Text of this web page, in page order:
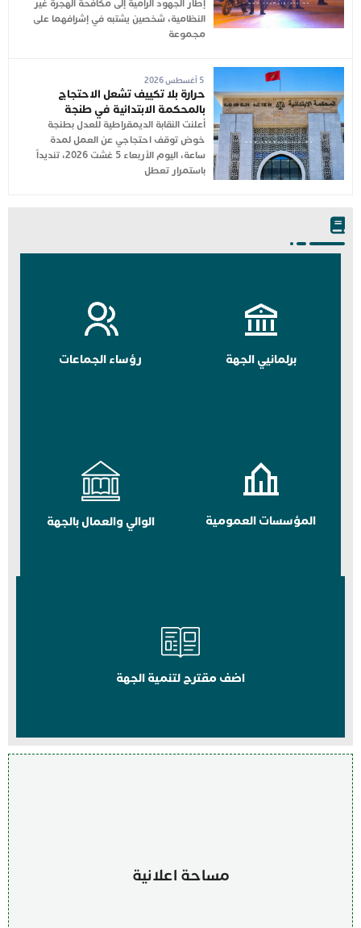
إطار الجهود الرامية إلى مكافحة الهجرة غير
النظامية، شخصين يشتبه في إشرافهما على
مجموعة
5 أغسطس 2026
حرارة بلا تكييف تشعل الاحتجاج
بالمحكمة الابتدائية في طنجة
أعلنت النقابة الديمقراطية للعدل بطنجة
خوض توقف احتجاجي عن العمل لمدة
ساعة، اليوم الأربعاء 5 غشت 2026، تنديداً
باستمرار تعطل
برلمانيي الجهة رؤساء الجماعات
المؤسسات العمومية الوالي والعمال بالجهة
اضف مقترح لتنمية الجهة
مساحة اعلانية